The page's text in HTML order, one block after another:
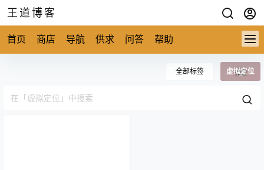
王道博客
首页 商店 导航 供求 问答 帮助
全部标签 虚拟定位